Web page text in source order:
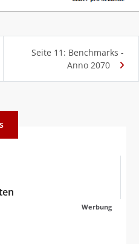
Seite 11: Benchmarks -
Anno 2070
Werbung